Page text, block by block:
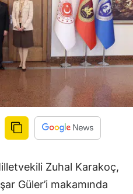
Zuhal Karakoç,
Güler’i makamında